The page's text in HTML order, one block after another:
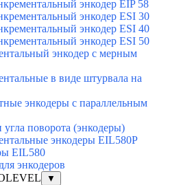
энкодер EIP 58
энкодер ESI 30
энкодер ESI 40
энкодер ESI 50
энкодер с мерным
в виде штурвала на
энкодеры с параллельным
угла поворота (энкодеры)
энкодеры EIL580P
EIL580
энкодеров
▼